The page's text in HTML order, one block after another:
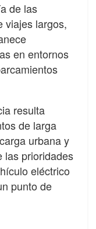
de las
viajes largos,
en entornos
resulta
de larga
urbana y
las prioridades
eléctrico
punto de